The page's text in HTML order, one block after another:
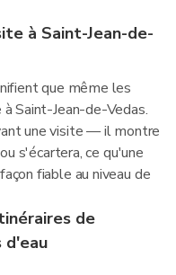
à Saint-Jean-de-
que même les
Saint-Jean-de-Vedas.
une visite — il montre
s'écartera, ce qu'une
fiable au niveau de
de
d'eau